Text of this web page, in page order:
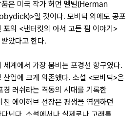
품은 미국 작가 허먼 멜빌(Herman
일 것이다. 모비딕 외에도 공포
포의 <낸터킷의 아서 고든 핌 이야기>
았다고 한다.
계에서 가장 붐비는 포경선 항구였다.
산업에 크게 의존했다. 소설 <모비딕>은
경 러쉬라는 격동의 시대를 기록한
친 에이허브 선장은 평생을 염원하던